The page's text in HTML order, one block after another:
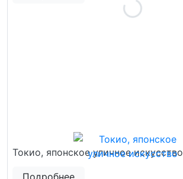
Токио, японское уличное искусство
Подробнее